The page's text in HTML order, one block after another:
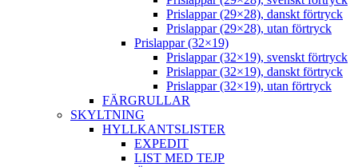
Prislappar (29×28), danskt förtryck
Prislappar (29×28), utan förtryck
Prislappar (32×19)
Prislappar (32×19), svenskt förtryck
Prislappar (32×19), danskt förtryck
Prislappar (32×19), utan förtryck
FÄRGRULLAR
SKYLTNING
HYLLKANTSLISTER
EXPEDIT
LIST MED TEJP